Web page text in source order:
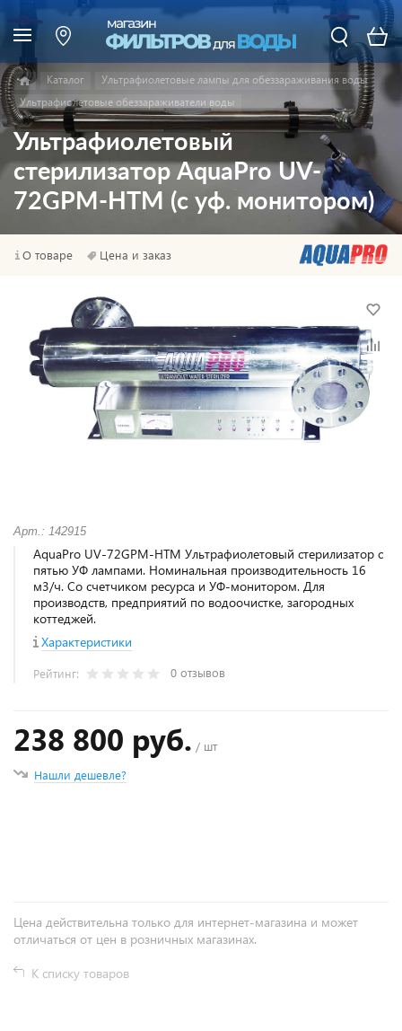
Каталог
Ультрафиолетовые лампы для обеззараживания воды
Ультрафиолетовые обеззараживатели воды
Ультрафиолетовый
стерилизатор AquaPro UV-
72GPM-HTM (с уф. монитором)
О товаре Цена и заказ
Арт.: 142915
AquaPro UV-72GPM-HTM Ультрафиолетовый стерилизатор с
пятью УФ лампами. Номинальная производительность 16
м3/ч. Со счетчиком ресурса и УФ-монитором. Для
производств, предприятий по водоочистке, загородных
коттеджей.
Характеристики
Рейтинг: 0 отзывов
238 800 руб. / шт
Нашли дешевле?
Цена действительна только для интернет-магазина и может
отличаться от цен в розничных магазинах.
К списку товаров